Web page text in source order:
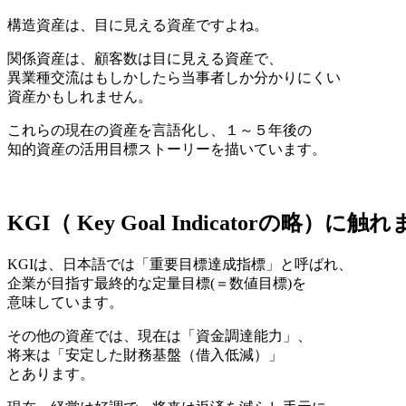
構造資産は、目に見える資産ですよね。
関係資産は、顧客数は目に見える資産で、
異業種交流はもしかしたら当事者しか分かりにくい
資産かもしれません。
これらの現在の資産を言語化し、１～５年後の
知的資産の活用目標ストーリーを描いています。
KGI（ Key Goal Indicatorの略）に触れ
KGIは、日本語では「重要目標達成指標」と呼ばれ、
企業が目指す最終的な定量目標(＝数値目標)を
意味しています。
その他の資産では、現在は「資金調達能力」、
将来は「安定した財務基盤（借入低減）」
とあります。